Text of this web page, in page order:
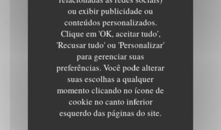
ou exibir publicidade ou
conteúdos personalizados.
Clique em 'OK, aceitar tudo',
'Recusar tudo' ou 'Personalizar'
para gerenciar suas
preferências. Você pode alterar
suas escolhas a qualquer
momento clicando no ícone de
cookie no canto inferior
esquerdo das páginas do site.